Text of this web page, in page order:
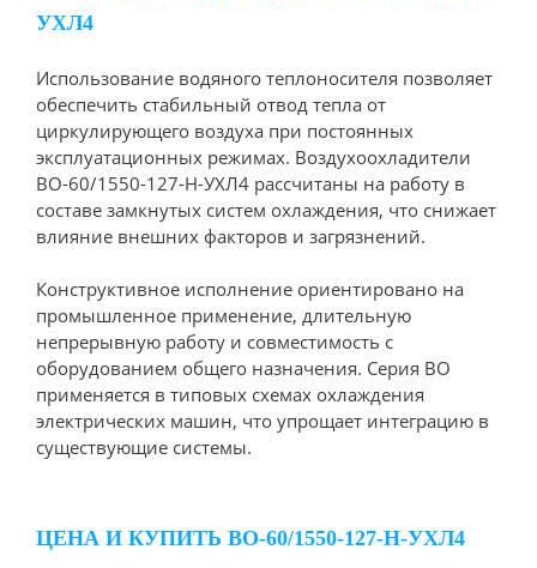
УХЛ4
Использование водяного теплоносителя позволяет
обеспечить стабильный отвод тепла от
циркулирующего воздуха при постоянных
эксплуатационных режимах. Воздухоохладители
ВО-60/1550-127-Н-УХЛ4 рассчитаны на работу в
составе замкнутых систем охлаждения, что снижает
влияние внешних факторов и загрязнений.
Конструктивное исполнение ориентировано на
промышленное применение, длительную
непрерывную работу и совместимость с
оборудованием общего назначения. Серия ВО
применяется в типовых схемах охлаждения
электрических машин, что упрощает интеграцию в
существующие системы.
ЦЕНА И КУПИТЬ ВО-60/1550-127-Н-УХЛ4